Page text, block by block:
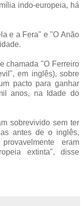
indo-europeia, há
e a Fera" e "O Anão
chamada "O Ferreiro
em inglês), sobre
pacto para ganhar
anos, na Idade do
sobrevivido sem ter
antes de o inglês,
eram
extinta", disse